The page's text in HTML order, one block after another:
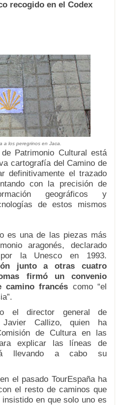
recogido en el Codex
a los peregrinos en Jaca.
Patrimonio Cultural está
cartografía del Camino de
definitivamente el trazado
con la precisión de
geográficos y
de estos mismos
es una de las piezas más
aragonés, declarado
por la Unesco en 1993.
junto a otras cuatro
firmó un convenio
camino francés como “el
el director general de
Javier Callizo, quien ha
de Cultura en las
explicar las líneas de
llevando a cabo su
el pasado TourEspaña ha
el resto de caminos que
en que solo uno es